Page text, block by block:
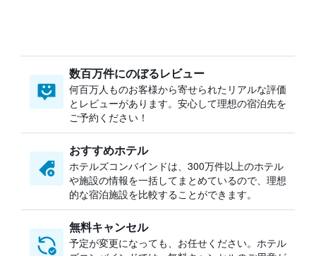
数百万件にのぼるレビュー
何百万人ものお客様から寄せられたリアルな評価
とレビューがあります。安心して理想の宿泊先を
ご予約ください！
おすすめホテル
ホテルズコンバインドは、300万件以上のホテル
や施設の情報を一括してまとめているので、理想
的な宿泊施設を比較することができます。
無料キャンセル
予定が変更になっても、お任せください。ホテル